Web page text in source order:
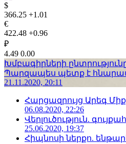
$
366.25 +1.01
€
422.48 +0.96
₽
4.49 0.00
Խմբագիրների
Պարզապես պետք է
21.11.2020, 20:11
Հարցազրույց Արեգ
06.08.2020, 22:26
Վերլուծություն.
25.06.2020, 19:37
Հիպնոսի ներքո.